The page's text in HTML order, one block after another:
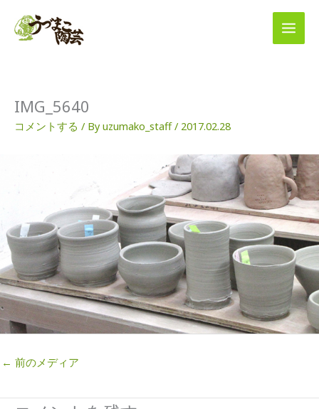
IMG_5640
コメントする / Byuzumako_staff/ 2017.02.28
← 前のメディア